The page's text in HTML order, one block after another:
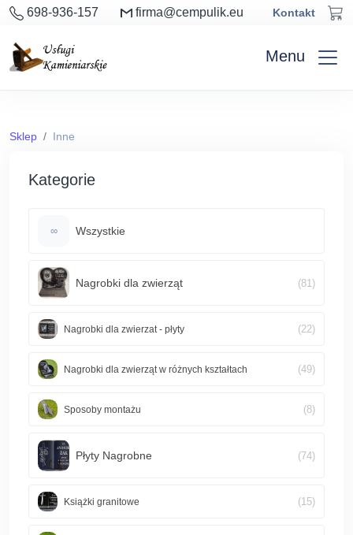
698-936-157 firma@cempulik.eu Kontakt
Menu
Sklep Inne
Kategorie
∞ Wszystkie
Nagrobki dla zwierząt (81)
Nagrobki dla zwierzat - płyty (22)
Nagrobki dla zwierząt w różnych kształtach (49)
Sposoby montażu (8)
Płyty Nagrobne (74)
Książki granitowe (15)